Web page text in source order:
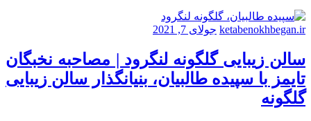
ketabenokhbegan.ir جولای 7, 2021
سالن زیبایی گلگونه لنگرود | مصاحبه نخبگان
تایمز با سپیده طالبیان، بنیانگذار سالن زیبایی
گلگونه